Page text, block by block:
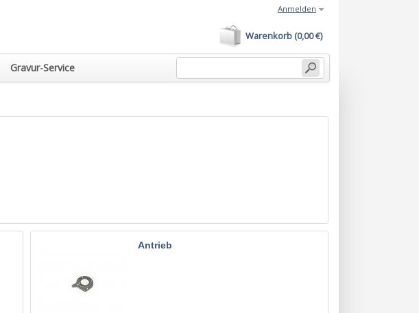
Gravur-Service
Warenkorb (0,00 €)
Anmelden
Antrieb